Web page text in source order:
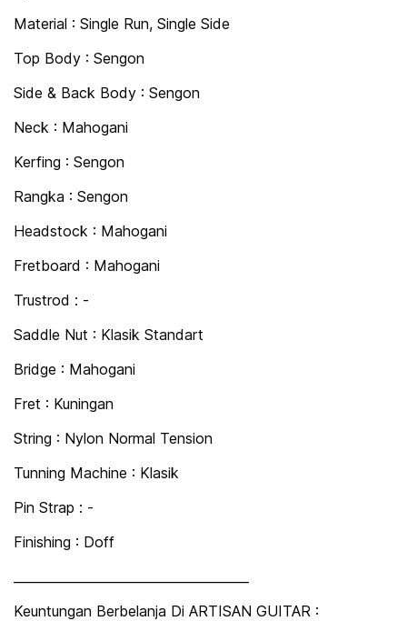
Material : Single Run, Single Side
Top Body : Sengon
Side & Back Body : Sengon
Neck : Mahogani
Kerfing : Sengon
Rangka : Sengon
Headstock : Mahogani
Fretboard : Mahogani
Trustrod : -
Saddle Nut : Klasik Standart
Bridge : Mahogani
Fret : Kuningan
String : Nylon Normal Tension
Tunning Machine : Klasik
Pin Strap : -
Finishing : Doff
Keuntungan Berbelanja Di ARTISAN GUITAR :